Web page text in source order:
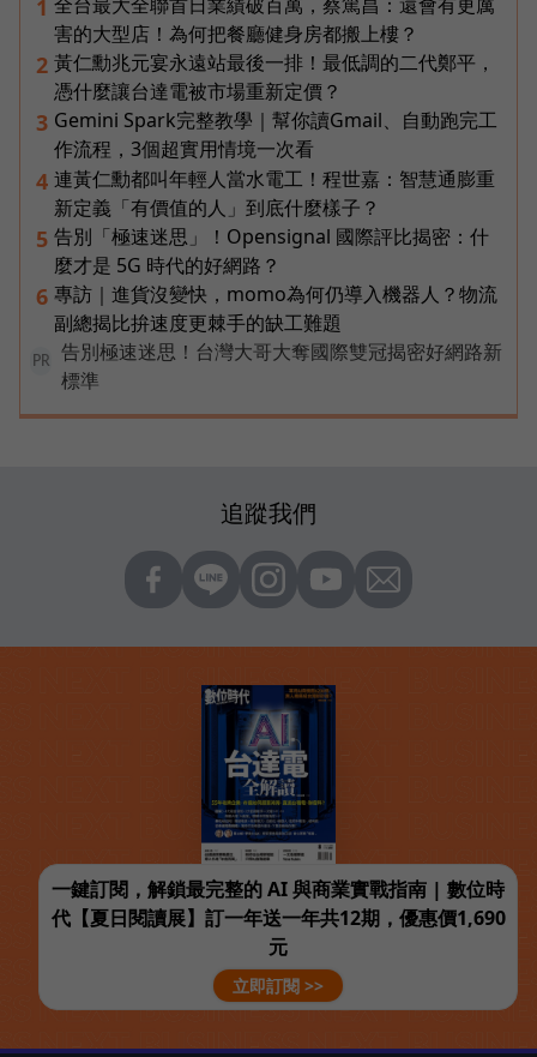
1
害的大型店！為何把餐廳健身房都搬上樓？
2 黃仁勳兆元宴永遠站最後一排！最低調的二代鄭平，
憑什麼讓台達電被市場重新定價？
3 Gemini Spark完整教學｜幫你讀Gmail、自動跑完工
作流程，3個超實用情境一次看
4 連黃仁勳都叫年輕人當水電工！程世嘉：智慧通膨重
新定義「有價值的人」到底什麼樣子？
5 告別「極速迷思」！Opensignal 國際評比揭密：什
麼才是 5G 時代的好網路？
6 專訪｜進貨沒變快，momo為何仍導入機器人？物流
副總揭比拚速度更棘手的缺工難題
PR
告別極速迷思！台灣大哥大奪國際雙冠揭密好網路新
標準
追蹤我們
一鍵訂閱，解鎖最完整的 AI 與商業實戰指南 | 數位時
代【夏日閱讀展】訂一年送一年共12期，優惠價1,690
元
立即訂閱 >>